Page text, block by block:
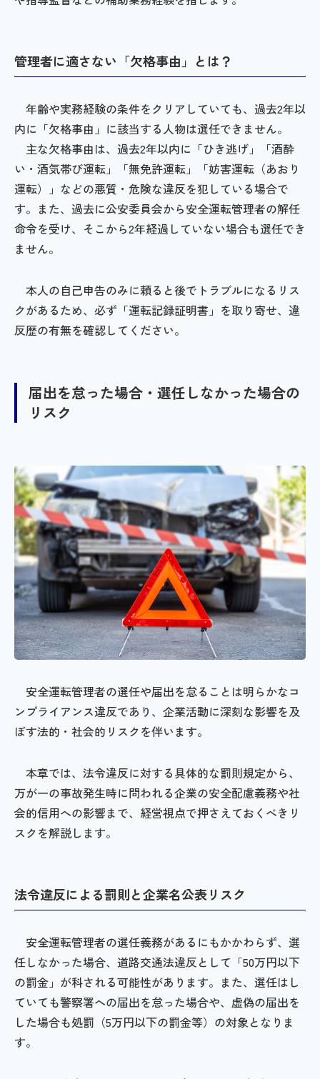
管理者に適さない「欠格事由」とは？
年齢や実務経験の条件をクリアしていても、過去2年以
内に「欠格事由」に該当する人物は選任できません。
主な欠格事由は、過去2年以内に「ひき逃げ」「酒酔
い・酒気帯び運転」「無免許運転」「妨害運転（あおり
運転）」などの悪質・危険な違反を犯している場合で
す。また、過去に公安委員会から安全運転管理者の解任
命令を受け、そこから2年経過していない場合も選任でき
ません。
本人の自己申告のみに頼ると後でトラブルになるリス
クがあるため、必ず「運転記録証明書」を取り寄せ、違
反歴の有無を確認してください。
届出を怠った場合・選任しなかった場合の
リスク
安全運転管理者の選任や届出を怠ることは明らかなコ
ンプライアンス違反であり、企業活動に深刻な影響を及
ぼす法的・社会的リスクを伴います。
本章では、法令違反に対する具体的な罰則規定から、
万が一の事故発生時に問われる企業の安全配慮義務や社
会的信用への影響まで、経営視点で押さえておくべきリ
スクを解説します。
法令違反による罰則と企業名公表リスク
安全運転管理者の選任義務があるにもかかわらず、選
任しなかった場合、道路交通法違反として「50万円以下
の罰金」が科される可能性があります。また、選任はし
ていても警察署への届出を怠った場合や、虚偽の届出を
した場合も処罰（5万円以下の罰金等）の対象となりま
す。